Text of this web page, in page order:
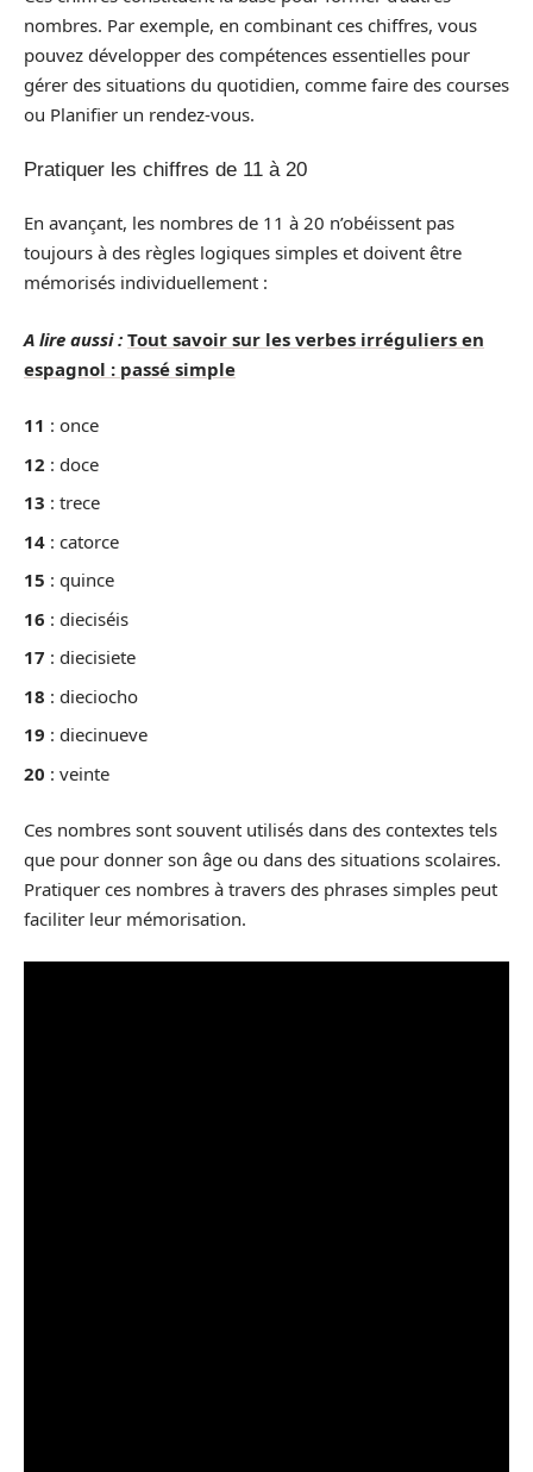
nombres. Par exemple, en combinant ces chiffres, vous
pouvez développer des compétences essentielles pour
gérer des situations du quotidien, comme faire des courses
ou Planifier un rendez-vous.
Pratiquer les chiffres de 11 à 20
En avançant, les nombres de 11 à 20 n’obéissent pas
toujours à des règles logiques simples et doivent être
mémorisés individuellement :
A lire aussi : Tout savoir sur les verbes irréguliers en
espagnol : passé simple
11 : once
12 : doce
13 : trece
14 : catorce
15 : quince
16 : dieciséis
17 : diecisiete
18 : dieciocho
19 : diecinueve
20 : veinte
Ces nombres sont souvent utilisés dans des contextes tels
que pour donner son âge ou dans des situations scolaires.
Pratiquer ces nombres à travers des phrases simples peut
faciliter leur mémorisation.